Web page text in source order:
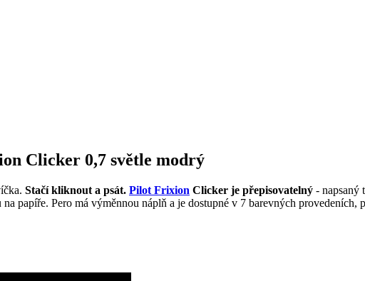
Clicker 0,7 světle modrý
Stačí kliknout a psát. Pilot Frixion Clicker je přepisovatelný - napsaný
papíře. Pero má výměnnou náplň a je dostupné v 7 barevných provedeních,